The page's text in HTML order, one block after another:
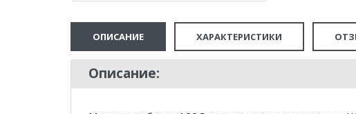
ОПИСАНИЕ ХАРАКТЕРИСТИКИ
Описание: